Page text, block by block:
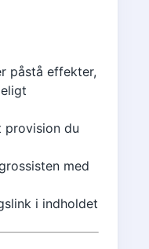
påstå effekter,
du
med
i indholdet